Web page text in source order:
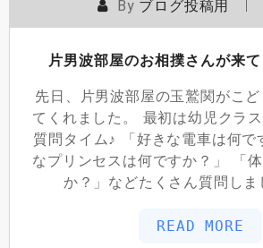
By ブログ投稿用
片男波部屋のお相撲さんが来
先日、片男波部屋の玉鷲関がこ
てくれました。 最初は幼児クラ
質問タイム♪ 「好きな電車は何で
なプリンセスは何ですか？」 「
か？」などたくさん質問し
READ MORE